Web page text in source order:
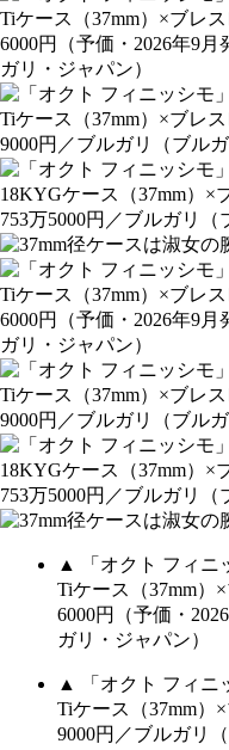
▲ 「オクト フィニ
Tiケース（37mm）
6000円（予価・
ガリ・ジャパン）
▲ 「オクト フィニ
Tiケース（37mm）
9000円／ブルガリ